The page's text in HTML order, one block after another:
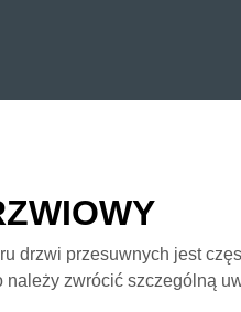
drzwi przesuwnych jest
zwrócić szczególną